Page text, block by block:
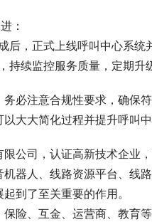
：
后，正式上线呼叫中心系统
持续监控服务质量，定期升
必注意合规性要求，确保
大大简化过程并提升呼叫中
公司，认证高新技术企业
机器人、线路资源平台、线
到了至关重要的作用。
险、互金、运营商、教育